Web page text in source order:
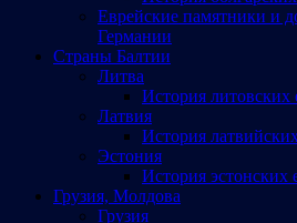
Еврейские памятники и
Германии
Страны Балтии
Литва
История литовских
Латвия
История
Эстония
История эстонских
Грузия, Молдова
Грузия